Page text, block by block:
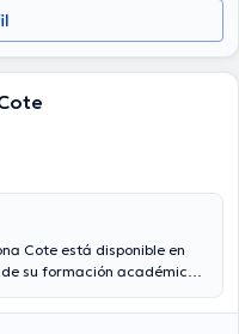
Cote está disponible en
su formación académica
la salud tiene varios años